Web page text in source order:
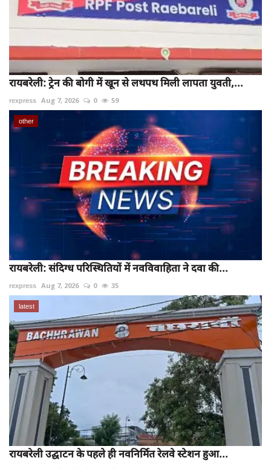
रायबरेली: ट्रेन की बोगी में खून से लथपथ मिली लापता युवती,...
rexpress Aug 7, 2026 0 59
other
रायबरेली: संदिग्ध परिस्थितियों में नवविवाहिता ने दवा की...
rexpress Aug 7, 2026 0 35
latest
रायबरेली उद्घाटन के पहले ही नवनिर्मित रेलवे स्टेशन हुआ...